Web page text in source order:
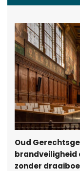
Oud
brandveiligheid
zonder